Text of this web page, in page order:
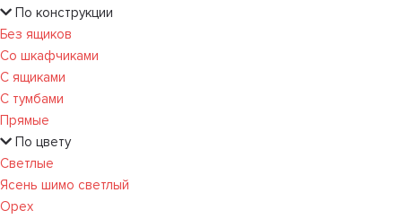
По конструкции
Без ящиков
Со шкафчиками
С ящиками
С тумбами
Прямые
По цвету
Светлые
Ясень шимо светлый
Орех